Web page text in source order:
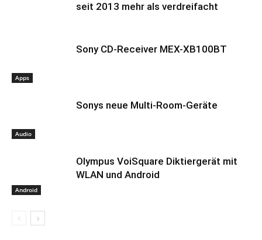
seit 2013 mehr als verdreifacht
Apps
Sony CD-Receiver MEX-XB100BT
Audio
Sonys neue Multi-Room-Geräte
Android
Olympus VoiSquare Diktiergerät mit
WLAN und Android